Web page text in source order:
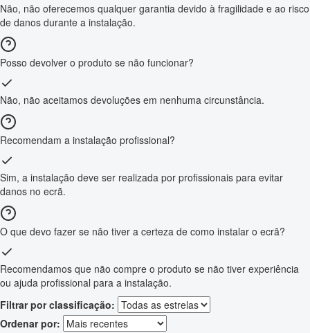
Não, não oferecemos qualquer garantia devido à fragilidade e ao risco
de danos durante a instalação.
Posso devolver o produto se não funcionar?
Não, não aceitamos devoluções em nenhuma circunstância.
Recomendam a instalação profissional?
Sim, a instalação deve ser realizada por profissionais para evitar
danos no ecrã.
O que devo fazer se não tiver a certeza de como instalar o ecrã?
Recomendamos que não compre o produto se não tiver experiência
ou ajuda profissional para a instalação.
Filtrar por classificação:
Ordenar por: